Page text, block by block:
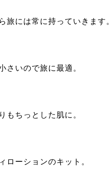
には常に持っていきます。
さいので旅に最適。
もちっとした肌に。
ローションのキット。